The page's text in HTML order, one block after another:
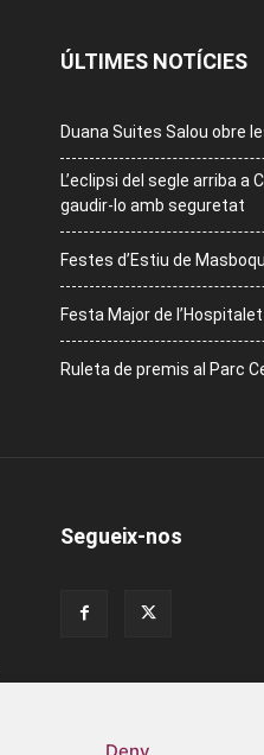
Deny
ÚLTIMES NOTÍCIES
Duana Suites Salou obre
L’eclipsi del segle arriba a
gaudir-lo amb seguretat
Festes d’Estiu de
Festa Major de
Ruleta de premis al Parc
Segueix-nos